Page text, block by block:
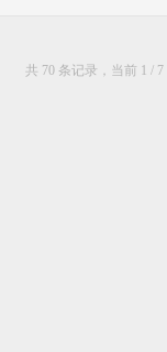
阀瓣打开；流体反方向流动
共 70 条记录，当前 1 /